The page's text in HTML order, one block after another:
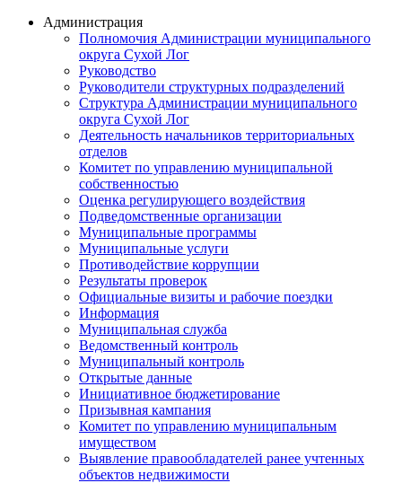
Администрация
Полномочия Администрации муниципального
округа Сухой Лог
Руководство
Руководители структурных подразделений
Структура Администрации муниципального
округа Сухой Лог
Деятельность начальников территориальных
отделов
Комитет по управлению муниципальной
собственностью
Оценка регулирующего воздействия
Подведомственные организации
Муниципальные программы
Муниципальные услуги
Противодействие коррупции
Результаты проверок
Официальные визиты и рабочие поездки
Информация
Муниципальная служба
Ведомственный контроль
Муниципальный контроль
Открытые данные
Инициативное бюджетирование
Призывная кампания
Комитет по управлению муниципальным
имуществом
Выявление правообладателей ранее учтенных
объектов недвижимости